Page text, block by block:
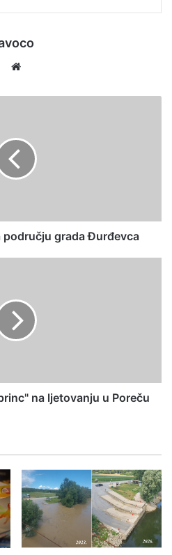
području grada Đurđevca
na ljetovanju u Poreču